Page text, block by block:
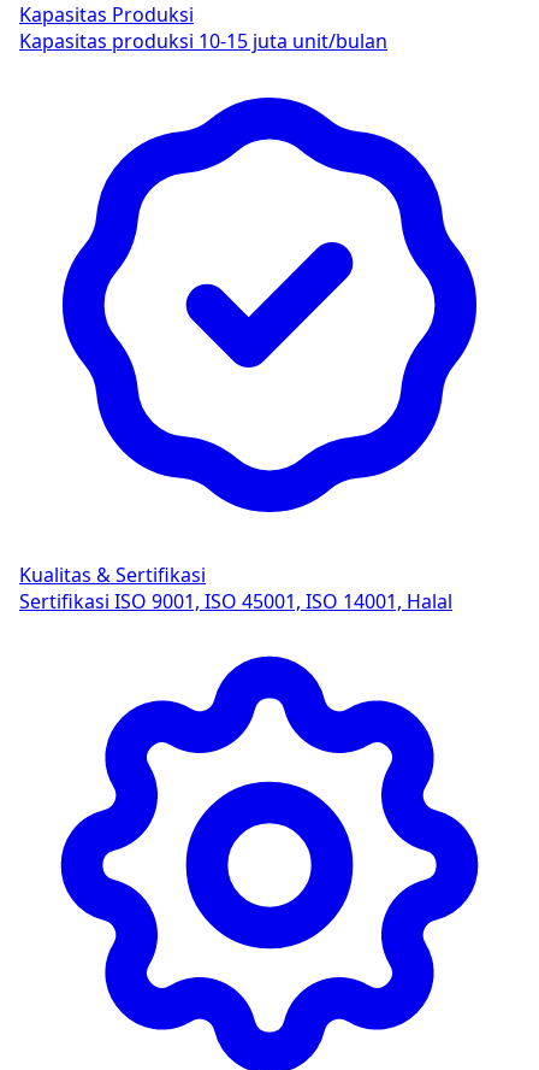
Kapasitas Produksi
Kapasitas produksi 10-15 juta unit/bulan
Kualitas & Sertifikasi
Sertifikasi ISO 9001, ISO 45001, ISO 14001, Halal